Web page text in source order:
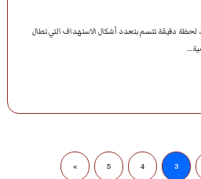
لحظة دقيقة تتسم بتعدد أشكال الاستهداف التي تطال
3
4
5
»